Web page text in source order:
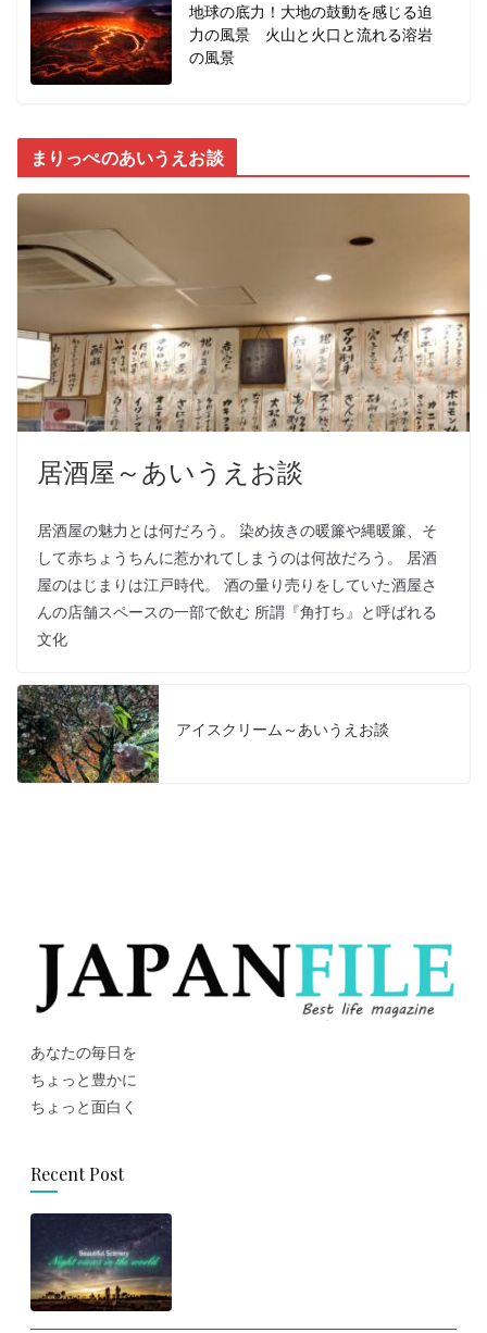
地球の底力！大地の鼓動を感じる迫
力の風景 火山と火口と流れる溶岩
の風景
まりっぺのあいうえお談
居酒屋～あいうえお談
居酒屋の魅力とは何だろう。 染め抜きの暖簾や縄暖簾、そ
して赤ちょうちんに惹かれてしまうのは何故だろう。 居酒
屋のはじまりは江戸時代。 酒の量り売りをしていた酒屋さ
んの店舗スペースの一部で飲む 所謂『角打ち』と呼ばれる
文化
アイスクリーム～あいうえお談
あなたの毎日を
ちょっと豊かに
ちょっと面白く
Recent Post